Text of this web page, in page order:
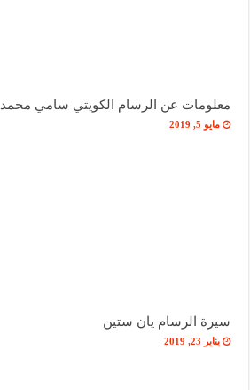
معلومات عن الرسام الكويتي سامي محمد
مايو 5, 2019
سيرة الرسام يان ستين
يناير 23, 2019